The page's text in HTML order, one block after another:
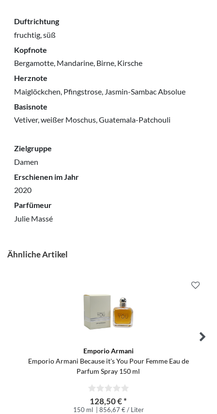
Duftrichtung
fruchtig, süß
Kopfnote
Bergamotte, Mandarine, Birne, Kirsche
Herznote
Maiglöckchen, Pfingstrose, Jasmin-Sambac Absolue
Basisnote
Vetiver, weißer Moschus, Guatemala-Patchouli
Zielgruppe
Damen
Erschienen im Jahr
2020
Parfümeur
Julie Massé
Ähnliche Artikel
Emporio Armani
Emporio Armani Because it's You Pour Femme Eau de
Parfum Spray 150 ml
128,50 € *
150 ml | 856,67 € / Liter